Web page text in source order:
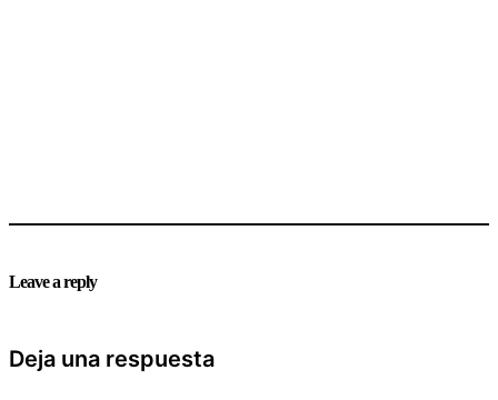
Leave a reply
Deja una respuesta